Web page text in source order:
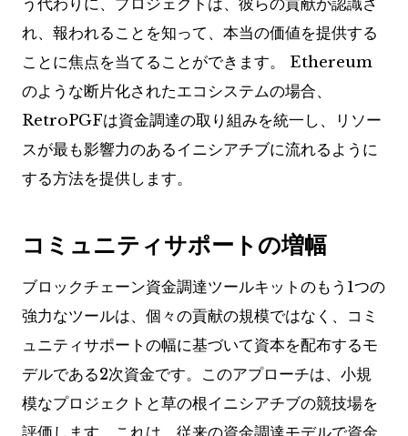
う代わりに、プロジェクトは、彼らの貢献が認識さ
れ、報われることを知って、本当の価値を提供する
ことに焦点を当てることができます。 Ethereum
のような断片化されたエコシステムの場合、
RetroPGFは資金調達の取り組みを統一し、リソー
スが最も影響力のあるイニシアチブに流れるように
する方法を提供します。
コミュニティサポートの増幅
ブロックチェーン資金調達ツールキットのもう1つの
強力なツールは、個々の貢献の規模ではなく、コミ
ュニティサポートの幅に基づいて資本を配布するモ
デルである2次資金です。このアプローチは、小規
模なプロジェクトと草の根イニシアチブの競技場を